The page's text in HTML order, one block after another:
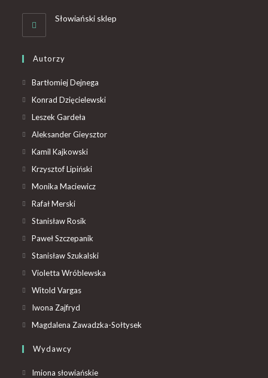
Słowiański sklep
Autorzy
Bartłomiej Dejnega
Konrad Dzięcielewski
Leszek Gardeła
Aleksander Gieysztor
Kamil Kajkowski
Krzysztof Lipiński
Monika Maciewicz
Rafał Merski
Stanisław Rosik
Paweł Szczepanik
Stanisław Szukalski
Violetta Wróblewska
Witold Vargas
Iwona Zajfryd
Magdalena Zawadzka-Sołtysek
Wydawcy
Imiona słowiańskie